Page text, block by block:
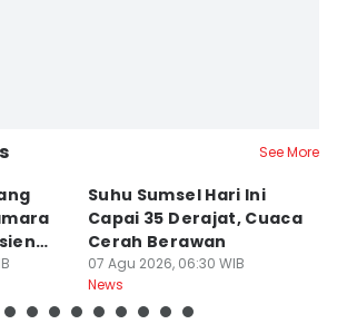
See More
Suhu Sumsel Hari Ini
Capai 35 Derajat, Cuaca
Cerah Berawan
07 Agu 2026, 06:30 WIB
News